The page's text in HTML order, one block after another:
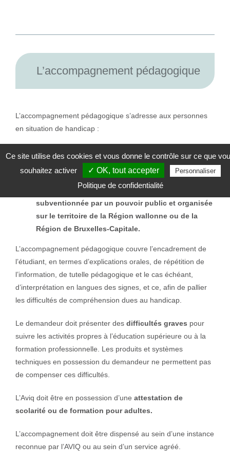
L’accompagnement pédagogique
L’accompagnement pédagogique s’adresse aux personnes
en situation de handicap :
qui suivent des
niveau universitaire, ou
supérieur non universitaire, reconnues par la
Fédération Wallonie- Bruxelles,
qui suivent uneformation pour adultes reconnue ou
subventionnée par un pouvoir public et organisée
sur le territoire de la Région wallonne ou de la
Région de Bruxelles-Capitale.
L’accompagnement pédagogique couvre l’encadrement de
l’étudiant, en termes d’explications orales, de répétition de
l’information, de tutelle pédagogique et le cas échéant,
d’interprétation en langues des signes, et ce, afin de pallier
les difficultés de compréhension dues au handicap.
Le demandeur doit présenter des difficultés graves pour
suivre les activités propres à l’éducation supérieure ou à la
formation professionnelle. Les produits et systèmes
techniques en possession du demandeur ne permettent pas
de compenser ces difficultés.
L’Aviq doit être en possession d’une attestation de
scolarité ou de formation pour adultes.
L’accompagnement doit être dispensé au sein d’une instance
reconnue par l’AVIQ ou au sein d’un service agréé.
Ce site utilise des cookies et vous donne le contrôle sur ce que
souhaitez activer
✓ OK, tout accepter Personnaliser
Politique de confidentialité